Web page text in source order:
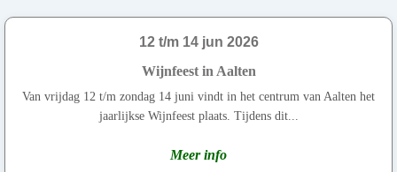
12 t/m 14 jun 2026
Wijnfeest in Aalten
Van vrijdag 12 t/m zondag 14 juni vindt in het centrum van Aalten het
jaarlijkse Wijnfeest plaats. Tijdens dit...
Meer info